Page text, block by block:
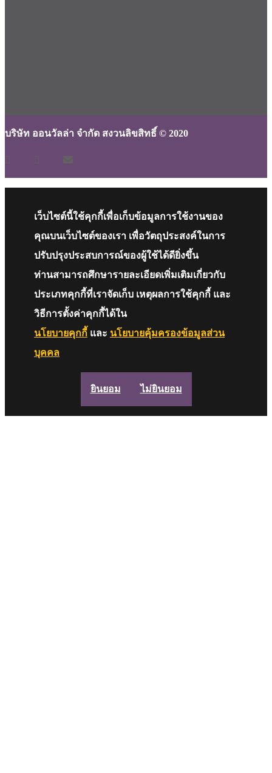
บริษัท ออนวัลล่า จำกัด สงวนลิขสิทธิ์ © 2020
เว็บไซต์นี้ใช้คุกกี้เพื่อเก็บข้อมูลการใช้งานของ
คุณบนเว็บไซต์ของเรา เพื่อวัตถุประสงค์ในการ
ปรับปรุงประสบการณ์ของผู้ใช้ได้ดียิ่งขึ้น
ท่านสามารถศึกษารายละเอียดเพิ่มเติมเกี่ยวกับ
ประเภทคุกกี้ที่เราจัดเก็บ เหตุผลการใช้คุกกี้ และ
วิธีการตั้งค่าคุกกี้ได้ใน
นโยบายคุกกี้ และ นโยบายคุ้มครองข้อมูลส่วน
บุคคล
ยินยอม ไม่ยินยอม